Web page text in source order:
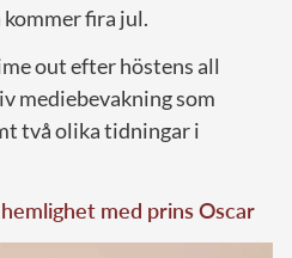
kommer fira jul.
out efter höstens all
mediebevakning som
två olika tidningar i
med prins Oscar